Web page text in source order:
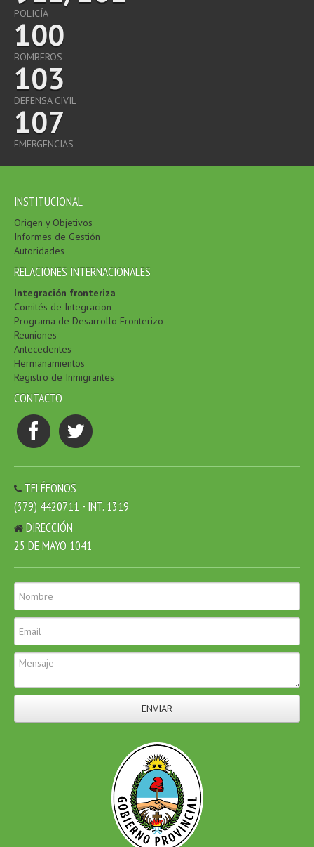
POLICÍA
100
BOMBEROS
103
DEFENSA CIVIL
107
EMERGENCIAS
INSTITUCIONAL
Origen y Objetivos
Informes de Gestión
Autoridades
RELACIONES INTERNACIONALES
Integración fronteriza
Comités de Integracion
Programa de Desarrollo Fronterizo
Reuniones
Antecedentes
Hermanamientos
Registro de Inmigrantes
CONTACTO
TELÉFONOS
(379) 4420711 - INT. 1319
DIRECCIÓN
25 DE MAYO 1041
ENVIAR